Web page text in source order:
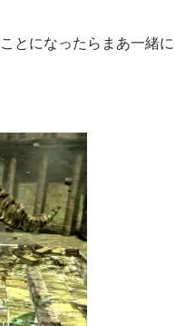
とになったらまあ一緒に